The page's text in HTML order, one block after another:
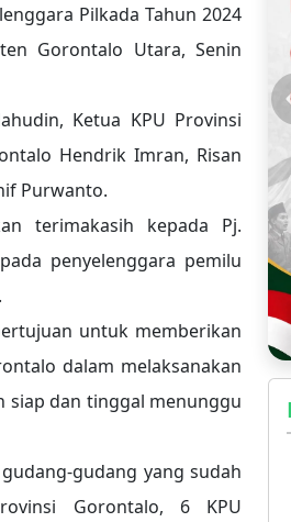
Pilkada Tahun 2024
Gorontalo Utara, Senin
Ketua KPU Provinsi
Hendrik Imran, Risan
Purwanto.
terimakasih kepada Pj.
penyelenggara pemilu
untuk memberikan
dalam melaksanakan
siap dan tinggal menunggu
gudang yang sudah
Gorontalo, 6 KPU